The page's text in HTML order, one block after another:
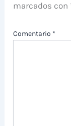
marcados con
Comentario *